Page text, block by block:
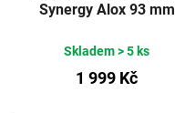
Synergy Alox 93 mm
Skladem> 5 ks
1 999 Kč